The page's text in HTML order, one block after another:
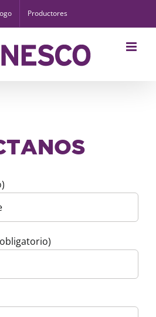
Productores